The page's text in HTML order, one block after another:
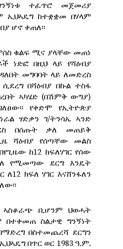
ተፈጥሮ መጀመሪያ
ኢህኣዴግ ከተቋቋመ በሃላም
ሆኖ ቀጠለ፡፡
ቁልፍ ሚና ያላቸው መጠነ
ነድፎ በዚህ ላይ የሻዕብያ
መግባባት ላይ ለመድረስ
በሻዕብያ በኩል ተስፋ
ኣካሄድ (በሽምቅ ውግያ)
የቀድሞ የኢትዮጵያ
ፃድቃን ገ/ትንሳኤ ኣንድ
በሰጡት ቃለ መጠይቅ
ሻዕብያ የሰጣቸው መልስ
ከ12 ክፍለሃገር የሰው
የሚመጣው ደርግ እንዴት
ለ12 ክፍለ ሃገር እናሸንፋለን
ኣስቆራጭ ቢሆንም ህወሓት
በተቀመጠ ስልታዊ ግንኝነት
በስተመጨረሻ ደርግን
በጥር ወር 1983 ዓ.ም.